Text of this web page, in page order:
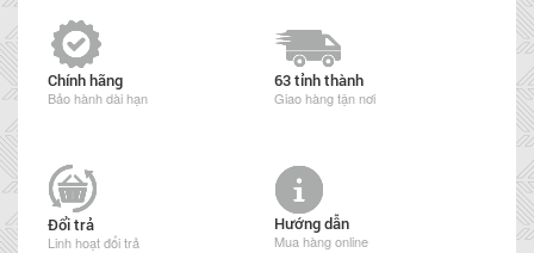
Chính hãng
Bảo hành dài hạn
63 tỉnh thành
Giao hàng tận nơi
Đổi trả
Linh hoạt đổi trả
Hướng dẫn
Mua hàng online